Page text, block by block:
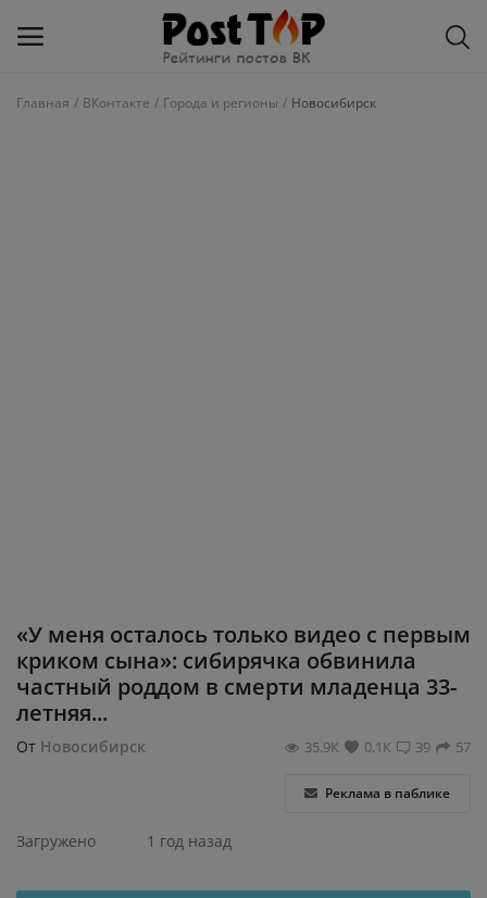
Главная ВКонтакте Города и регионы Новосибирск
«У меня осталось только видео с первым
криком сына»: сибирячка обвинила
частный роддом в смерти младенца 33-
летняя...
От Новосибирск 57
39
0.1К
35.9К
Реклама в паблике
Загружено 1 год назад